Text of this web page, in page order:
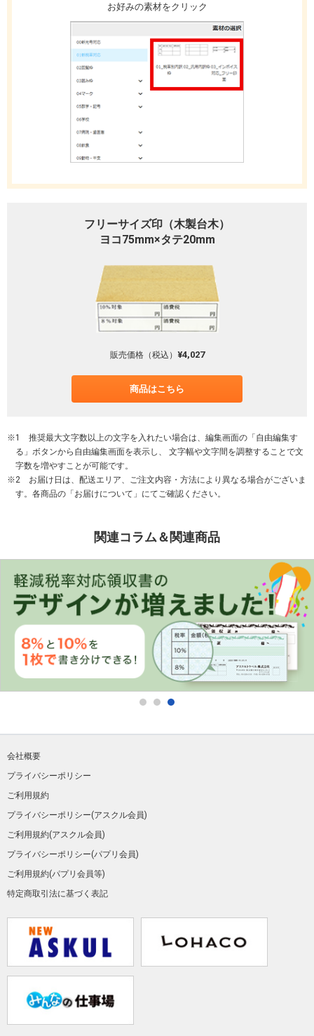
お好みの素材をクリック
フリーサイズ印（木製台木）
ヨコ75mm×タテ20mm
販売価格（税込） ¥4,027
商品はこちら
1 推奨最大文字数以上の文字を入れたい場合は、編集画面の「自由編集す
る」ボタンから自由編集画面を表示し、 文字幅や文字間を調整することで文
字数を増やすことが可能です。
2 お届け日は、配送エリア、ご注文内容・方法により異なる場合がございま
す。各商品の「お届けについて」にてご確認ください。
関連コラム＆関連商品
会社概要
プライバシーポリシー
ご利用規約
プライバシーポリシー(アスクル会員)
ご利用規約(アスクル会員)
プライバシーポリシー(パプリ会員)
ご利用規約(パプリ会員等)
特定商取引法に基づく表記